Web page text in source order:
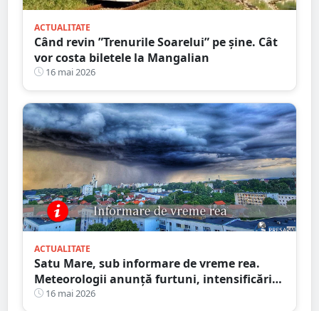
ACTUALITATE
Când revin ”Trenurile Soarelui” pe şine. Cât
vor costa biletele la Mangalian
16 mai 2026
ACTUALITATE
Satu Mare, sub informare de vreme rea.
Meteorologii anunță furtuni, intensificări
de vânt și ploi în averse
16 mai 2026